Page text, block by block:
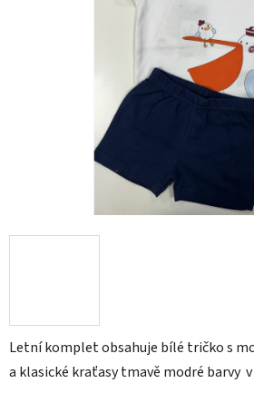
Letní komplet obsahuje bílé tričko s
a klasické kraťasy tmavě modré barvy v